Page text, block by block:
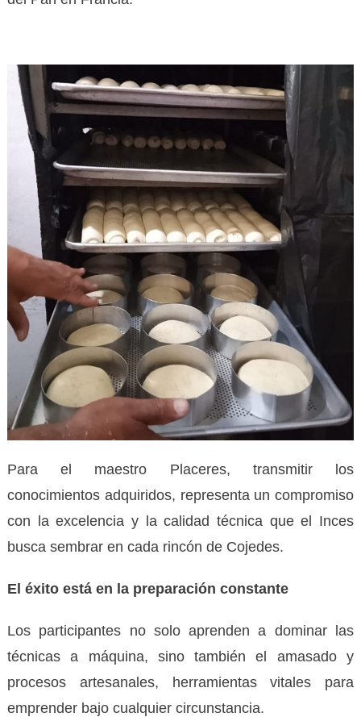
Para el maestro Placeres, transmitir los
conocimientos adquiridos, representa un compromiso
con la excelencia y la calidad técnica que el Inces
busca sembrar en cada rincón de Cojedes.
El éxito está en la preparación constante
Los participantes no solo aprenden a dominar las
técnicas a máquina, sino también el amasado y
procesos artesanales, herramientas vitales para
emprender bajo cualquier circunstancia.